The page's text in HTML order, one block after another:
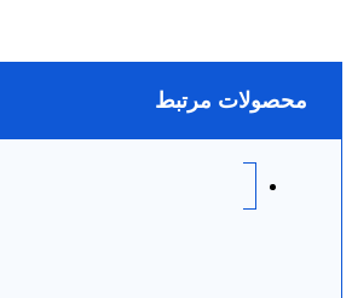
محصولات مرتبط